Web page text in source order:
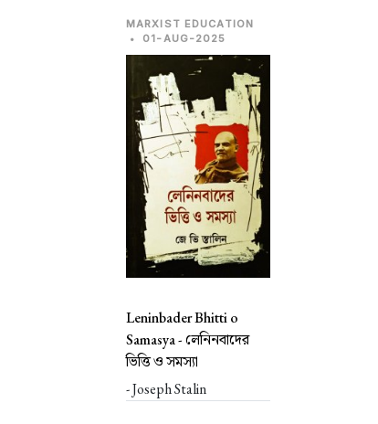
MARXIST EDUCATION
•
01-AUG-2025
Leninbader Bhitti o
Samasya -লেনিনবাদের
ভিত্তি ও সমস্যা
- Joseph Stalin